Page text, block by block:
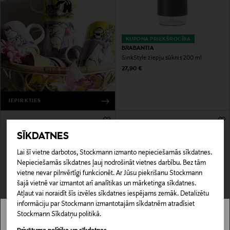
SĪKDATNES
Lai šī vietne darbotos, Stockmann izmanto nepieciešamās sīkdatnes.
Nepieciešamās sīkdatnes ļauj nodrošināt vietnes darbību. Bez tām
vietne nevar pilnvērtīgi funkcionēt. Ar Jūsu piekrišanu Stockmann
šajā vietnē var izmantot arī analītikas un mārketinga sīkdatnes.
Atļaut vai noraidīt šīs izvēles sīkdatnes iespējams zemāk. Detalizētu
informāciju par Stockmann izmantotajām sīkdatnēm atradīsiet
Stockmann Sīkdatņu politikā.
IEPIRKTIES
KUPONA PRIEKŠROCĪBA
BRABANTIA
SinkStyle ziepju sūknis 200 ml
Original Price
27,90 €
KUPONA PRIEKŠROCĪBA
BRABANTIA
SinkSide silikona trauku paliktnis
Stockmann nav pieejams tavā valstī.